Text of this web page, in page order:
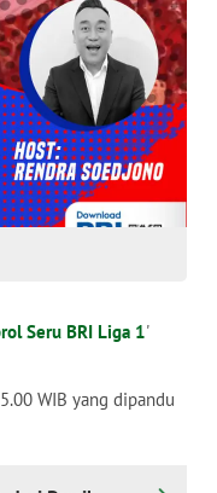
Seru BRI Liga 1'
WIB yang dipandu